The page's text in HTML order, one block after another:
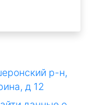
р-н,
д 12